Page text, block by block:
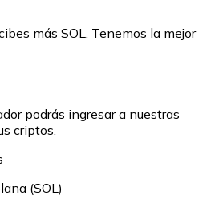
más SOL. Tenemos la mejor
podrás ingresar a nuestras
criptos.
(SOL)